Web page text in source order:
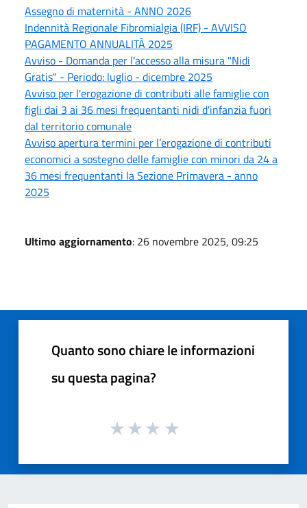
Assegno di maternità - ANNO 2026
Indennità Regionale Fibromialgia (IRF) - AVVISO
PAGAMENTO ANNUALITÀ 2025
Avviso - Domanda per l'accesso alla misura "Nidi
Gratis" - Periodo: luglio - dicembre 2025
Avviso per l'erogazione di contributi alle famiglie con
figli dai 3 ai 36 mesi frequentanti nidi d'infanzia fuori
dal territorio comunale
Avviso apertura termini per l’erogazione di contributi
economici a sostegno delle famiglie con minori da 24 a
36 mesi frequentanti la Sezione Primavera - anno
2025
Ultimo aggiornamento: 26 novembre 2025, 09:25
Quanto sono chiare le informazioni
su questa pagina?